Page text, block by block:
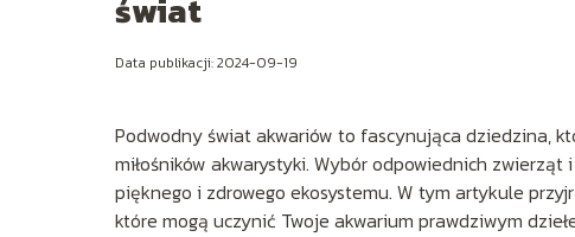
świat
Data publikacji: 2024-09-19
Podwodny świat akwariów to fascynująca dziedzina,
miłośników akwarystyki. Wybór odpowiednich
pięknego i zdrowego ekosystemu. W tym artykule
które mogą uczynić Twoje akwarium prawdziwym